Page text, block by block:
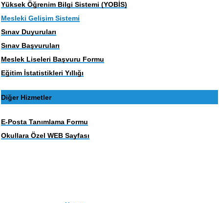
Yüksek Öğrenim Bilgi Sistemi (YOBİS)
Mesleki Gelişim Sistemi
Sınav Duyuruları
Sınav Başvuruları
Meslek Liseleri Başvuru Formu
Eğitim İstatistikleri Yıllığı
Diğer Hizmetler
E-Posta Tanımlama Formu
Okullara Özel WEB Sayfası